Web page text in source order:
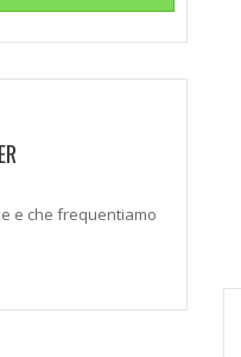
e che frequentiamo